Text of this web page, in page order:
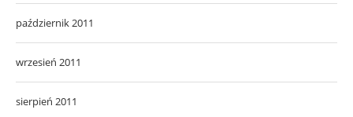
październik 2011
wrzesień 2011
sierpień 2011